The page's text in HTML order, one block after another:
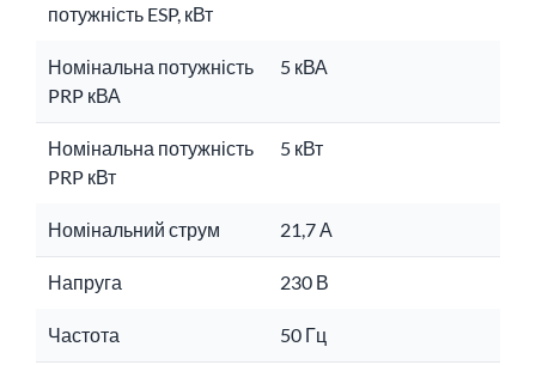
потужність ESP, кВт
Номінальна потужність
PRP кВА
5 кВА
Номінальна потужність
PRP кВт
5 кВт
Номінальний струм 21,7 А
Напруга 230 В
Частота 50 Гц